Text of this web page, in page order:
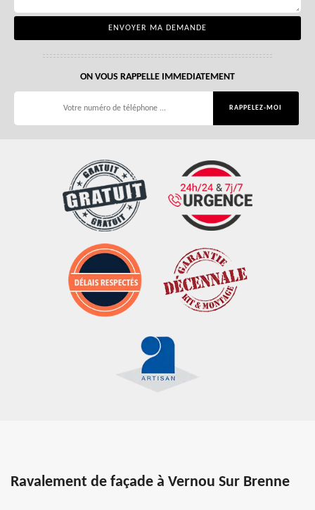
ON VOUS RAPPELLE IMMEDIATEMENT
Ravalement de façade à Vernou Sur Brenne